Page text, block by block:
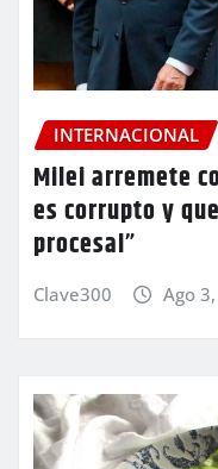
INTERNACIONAL
Milei arremete
es corrupto y
procesal”
Clave300 Ago